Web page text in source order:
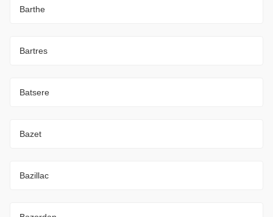
Barthe
Bartres
Batsere
Bazet
Bazillac